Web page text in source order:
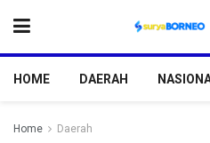
HOME DAERAH
Home Daerah